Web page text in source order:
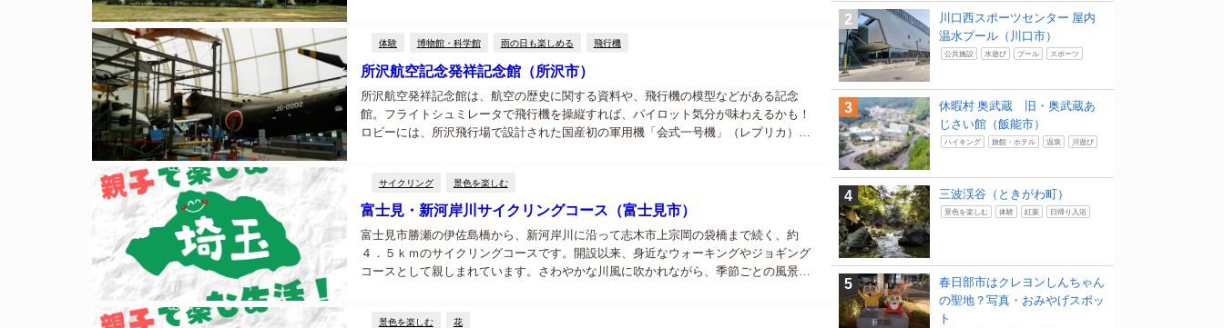
体験 博物館・科学館 雨の日も楽しめる 飛行機
所沢航空記念発祥記念館（所沢市）
所沢航空発祥記念館は、航空の歴史に関する資料や、飛行機の模型などがある記念
館。フライトシュミレータで飛行機を操縦すれば、パイロット気分が味わえるかも！
ロビーには、所沢飛行場で設計された国産初の軍用機「会式一号機」（レプリカ）が
サイクリング 景色を楽しむ
富士見・新河岸川サイクリングコース（富士見市）
富士見市勝瀬の伊佐島橋から、新河岸川に沿って志木市上宗岡の袋橋まで続く、約
４．５ｋｍのサイクリングコースです。開設以来、身近なウォーキングやジョギング
コースとして親しまれています。さわやかな川風に吹かれながら、季節ごとの風景が
景色を楽しむ 花
川口西スポーツセンター 屋内
温水プール（川口市）
公共施設 水遊び プール スポーツ
休暇村 奥武蔵 旧・奥武蔵あ
じさい館（飯能市）
ハイキング 旅館・ホテル 温泉 川遊び
三波渓谷（ときがわ町）
景色を楽しむ 体験 紅葉 日帰り入浴
春日部市はクレヨンしんちゃん
の聖地？写真・おみやげスポッ
ト